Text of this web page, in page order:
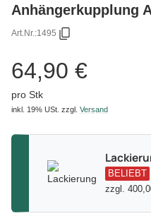
Anhängerkupplung
Art.Nr.:1495
64,90 €
pro Stk
inkl. 19% USt. zzgl. Versand
BELIEBT
zzgl.